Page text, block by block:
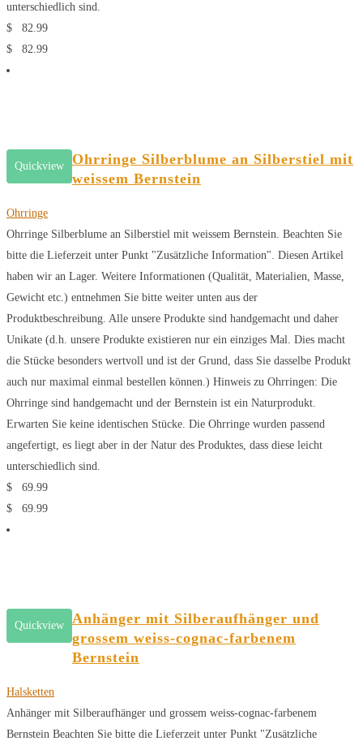
unterschiedlich sind.
$
82.99
$
82.99
Quickview
Ohrringe Silberblume an Silberstiel mit
weissem Bernstein
Ohrringe
Ohrringe Silberblume an Silberstiel mit weissem Bernstein. Beachten Sie
bitte die Lieferzeit unter Punkt "Zusätzliche Information". Diesen Artikel
haben wir an Lager. Weitere Informationen (Qualität, Materialien, Masse,
Gewicht etc.) entnehmen Sie bitte weiter unten aus der
Produktbeschreibung. Alle unsere Produkte sind handgemacht und daher
Unikate (d.h. unsere Produkte existieren nur ein einziges Mal. Dies macht
die Stücke besonders wertvoll und ist der Grund, dass Sie dasselbe Produkt
auch nur maximal einmal bestellen können.) Hinweis zu Ohrringen: Die
Ohrringe sind handgemacht und der Bernstein ist ein Naturprodukt.
Erwarten Sie keine identischen Stücke. Die Ohrringe wurden passend
angefertigt, es liegt aber in der Natur des Produktes, dass diese leicht
unterschiedlich sind.
$
69.99
$
69.99
Quickview
Anhänger mit Silberaufhänger und
grossem weiss-cognac-farbenem
Bernstein
Halsketten
Anhänger mit Silberaufhänger und grossem weiss-cognac-farbenem
Bernstein Beachten Sie bitte die Lieferzeit unter Punkt "Zusätzliche